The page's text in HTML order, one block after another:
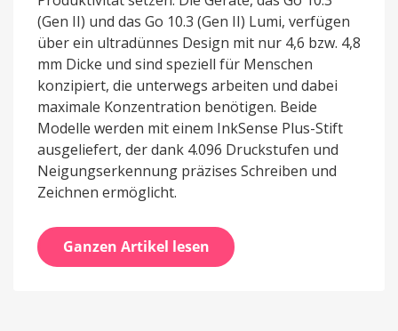
(Gen II) und das Go 10.3 (Gen II) Lumi, verfügen
über ein ultradünnes Design mit nur 4,6 bzw. 4,8
mm Dicke und sind speziell für Menschen
konzipiert, die unterwegs arbeiten und dabei
maximale Konzentration benötigen. Beide
Modelle werden mit einem InkSense Plus-Stift
ausgeliefert, der dank 4.096 Druckstufen und
Neigungserkennung präzises Schreiben und
Zeichnen ermöglicht.
Ganzen Artikel lesen